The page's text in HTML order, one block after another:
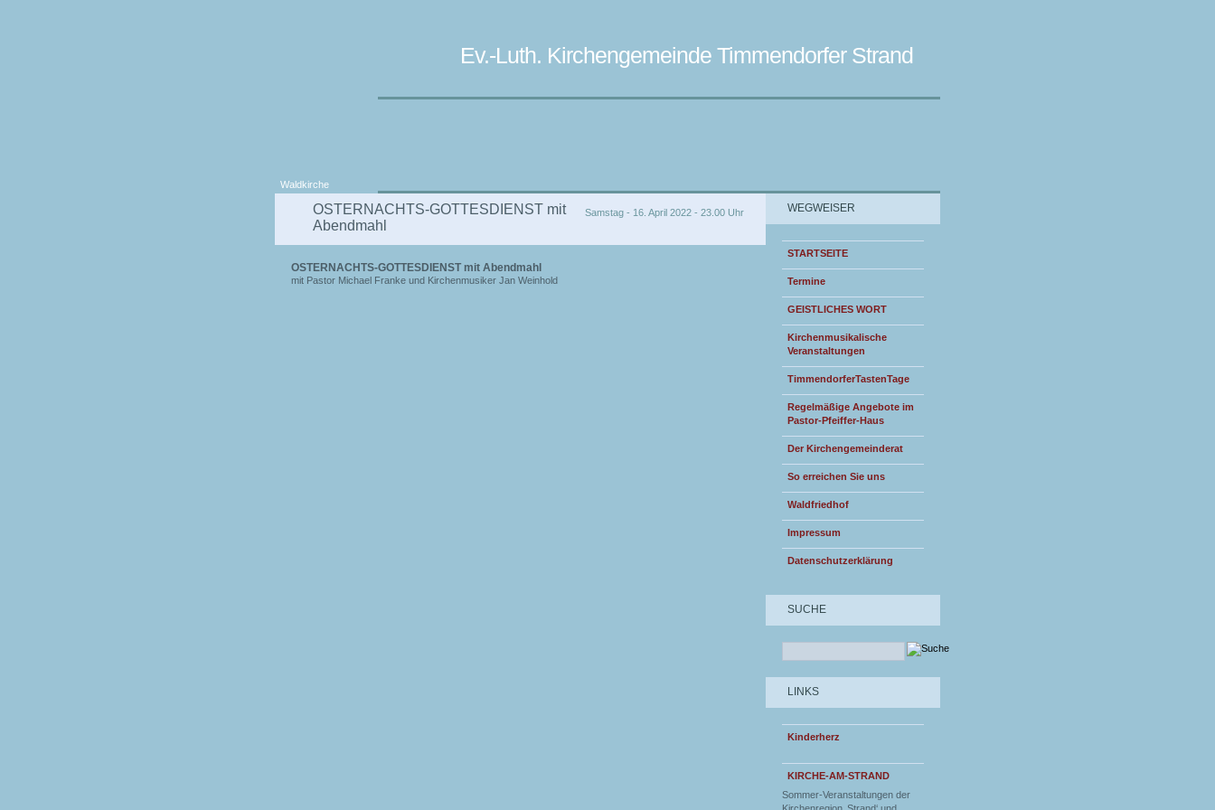
Ev.-Luth. Kirchengemeinde Timmendorfer Strand
Waldkirche
Samstag - 16. April 2022 - 23.00 Uhr
OSTERNACHTS-GOTTESDIENST mit
Abendmahl
OSTERNACHTS-GOTTESDIENST mit Abendmahl
mit Pastor Michael Franke und Kirchenmusiker Jan Weinhold
WEGWEISER
STARTSEITE
Termine
GEISTLICHES WORT
Kirchenmusikalische
Veranstaltungen
TimmendorferTastenTage
Regelmäßige Angebote im
Pastor-Pfeiffer-Haus
Der Kirchengemeinderat
So erreichen Sie uns
Waldfriedhof
Impressum
Datenschutzerklärung
SUCHE
LINKS
Kinderherz
KIRCHE-AM-STRAND
Sommer-Veranstaltungen der